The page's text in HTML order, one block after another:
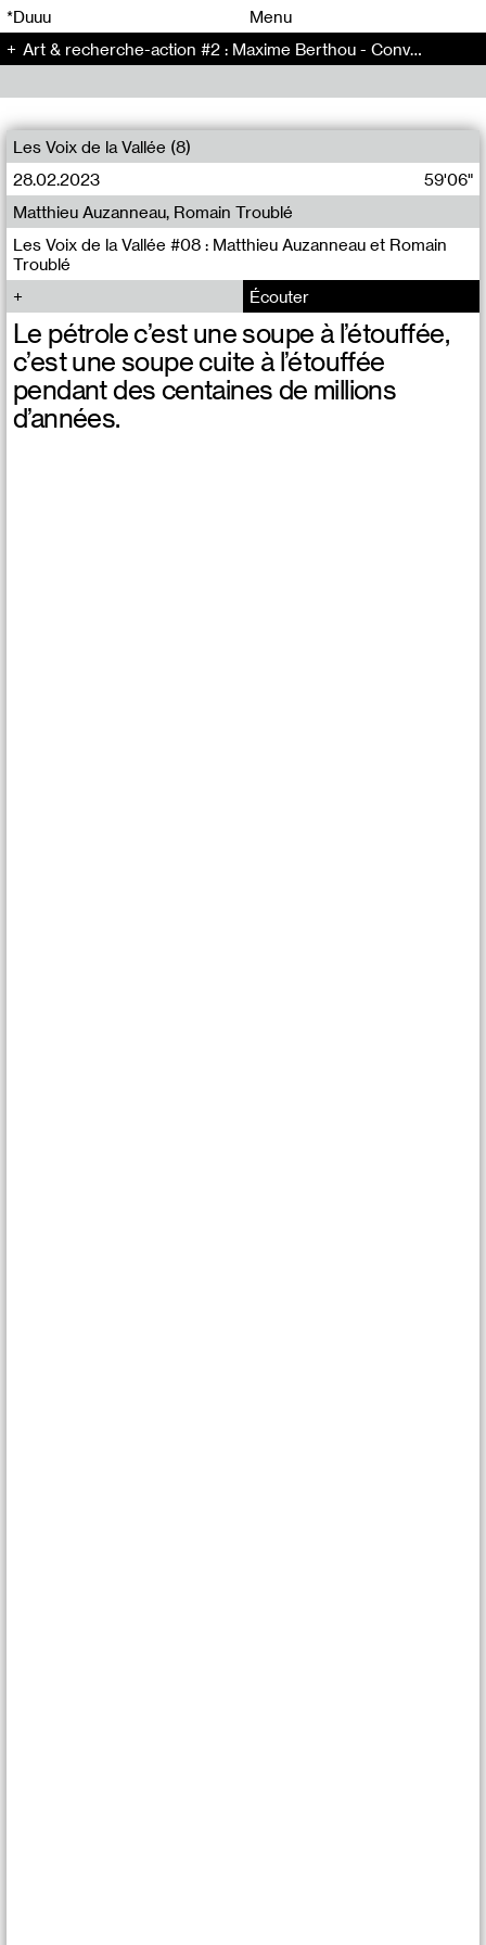
*Duuu
Menu
Art & recherche-action #2 : Maxime Berthou - Conversation (147)
Les Voix de la Vallée (8)
28.02.2023
59'06"
Les Voix de la Vallée #08 : Matthieu Auzanneau et Romain
Troublé
Matthieu Auzanneau, Romain Troublé
Écouter
Le pétrole c’est une soupe à l’étouffée,
c’est une soupe cuite à l’étouffée
pendant des centaines de millions
d’années.
00 00
00 00